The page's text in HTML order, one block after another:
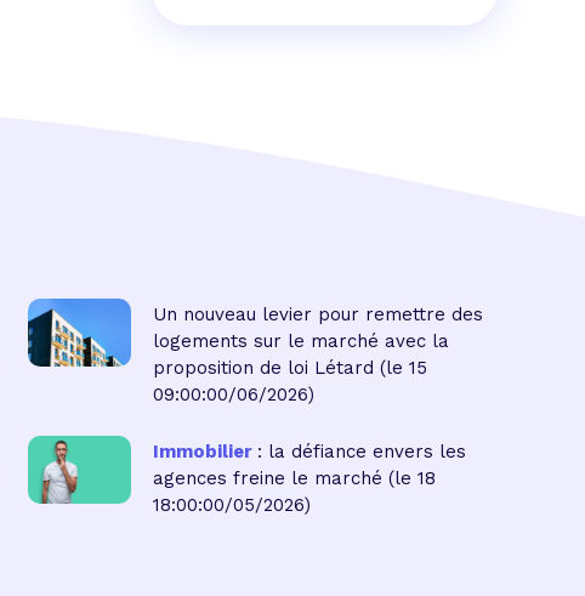
Un nouveau levier pour remettre des
logements sur le marché avec la
proposition de loi Létard (le 15
09:00:00/06/2026)
Immobilier : la défiance envers les
agences freine le marché (le 18
18:00:00/05/2026)